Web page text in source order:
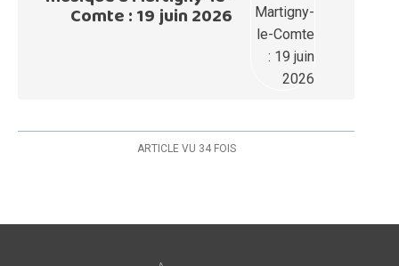
Comte : 19 juin 2026
ARTICLE VU 34FOIS